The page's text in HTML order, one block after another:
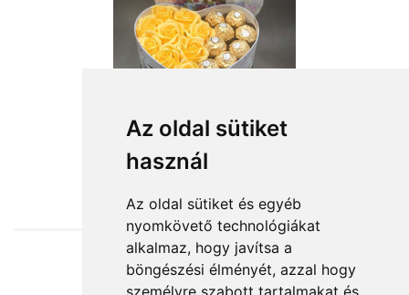
Az oldal sütiket
használ
Az oldal sütiket és egyéb
nyomkövető technológiákat
alkalmaz, hogy javítsa a
böngészési élményét, azzal hogy
személyre szabott tartalmakat és
from HUF13,600
Accepted payment methods